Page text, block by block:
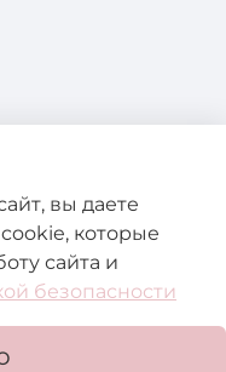
вы даете
которые
сайта и
безопасности